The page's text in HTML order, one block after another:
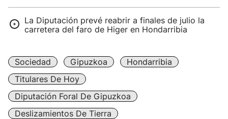
La Diputación prevé reabrir a finales de julio la
carretera del faro de Higer en Hondarribia
Sociedad Gipuzkoa
Hondarribia
Titulares De Hoy
Diputación Foral De Gipuzkoa
Deslizamientos De Tierra